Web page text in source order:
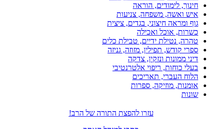
חינוך, לימודים, הוראה
איש ואשה, משפחה, צניעות
גוף ומראה חיצוני, בגדים, ציצית
כשרות, אוכל ואכילה
טהרה, נטילת ידיים, טבילת כלים
ספרי קודש, תפילין, מזוזה, גניזה
דיני ממונות ונזקין, צדקה
בעלי כוחות, ריפוי אלטרנטיבי
הלוח העברי, תאריכים
אומנות, מוזיקה, ספרות
שונות
עזרו להפצת התורה של הרב!